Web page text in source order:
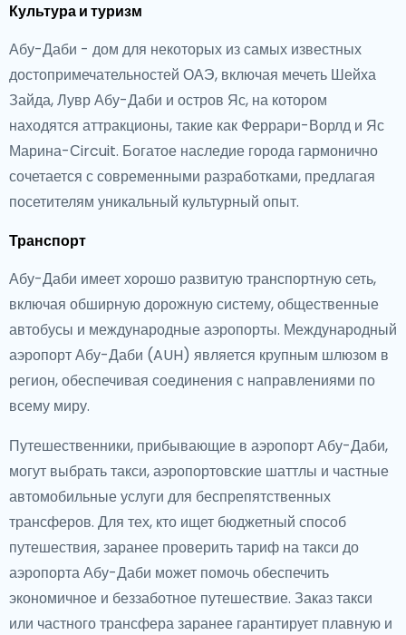
Культура и туризм
Абу-Даби - дом для некоторых из самых известных
достопримечательностей ОАЭ, включая мечеть Шейха
Зайда, Лувр Абу-Даби и остров Яс, на котором
находятся аттракционы, такие как Феррари-Ворлд и Яс
Марина-Сircuit. Богатое наследие города гармонично
сочетается с современными разработками, предлагая
посетителям уникальный культурный опыт.
Транспорт
Абу-Даби имеет хорошо развитую транспортную сеть,
включая обширную дорожную систему, общественные
автобусы и международные аэропорты. Международный
аэропорт Абу-Даби (AUH) является крупным шлюзом в
регион, обеспечивая соединения с направлениями по
всему миру.
Путешественники, прибывающие в аэропорт Абу-Даби,
могут выбрать такси, аэропортовские шаттлы и частные
автомобильные услуги для беспрепятственных
трансферов. Для тех, кто ищет бюджетный способ
путешествия, заранее проверитьтариф на такси до
аэропорта Абу-Даби может помочь обеспечить
экономичное и беззаботное путешествие. Заказ такси
или частного трансфера заранее гарантирует плавную и